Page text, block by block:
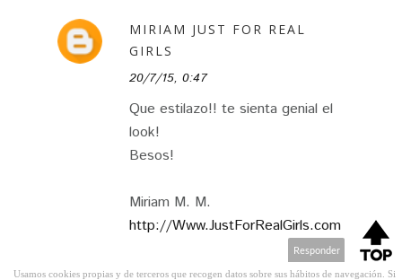
MIRIAM JUST FOR REAL
GIRLS
20/7/15, 0:47
Que estilazo!! te sienta genial el
look!
Besos!
Miriam M. M.
http://Www.JustForRealGirls.com
Responder
Usamos cookies propias y de terceros que recogen datos sobre sus hábitos de navegación. Si